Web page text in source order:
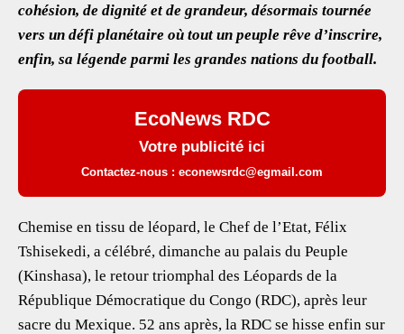
cohésion, de dignité et de grandeur, désormais tournée
vers un défi planétaire où tout un peuple rêve d’inscrire,
enfin, sa légende parmi les grandes nations du football.
EcoNews RDC
Votre publicité ici
Contactez-nous : econewsrdc@egmail.com
Chemise en tissu de léopard, le Chef de l’Etat, Félix
Tshisekedi, a célébré, dimanche au palais du Peuple
(Kinshasa), le retour triomphal des Léopards de la
République Démocratique du Congo (RDC), après leur
sacre du Mexique. 52 ans après, la RDC se hisse enfin sur